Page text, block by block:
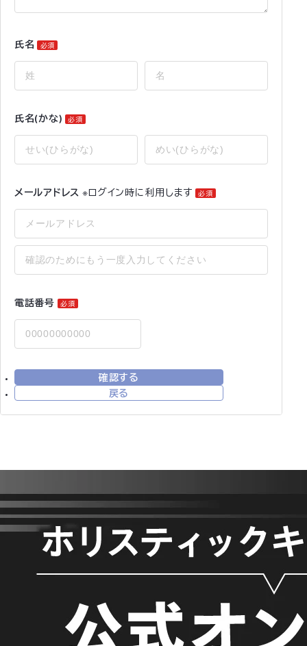
氏名 必須
氏名(かな) 必須
メールアドレス ※ログイン時に利用します 必須
電話番号 必須
戻る
確認する